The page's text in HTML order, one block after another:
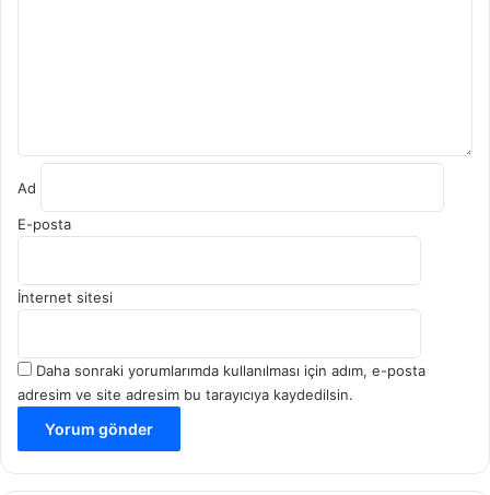
Ad
E-posta
İnternet sitesi
Daha sonraki yorumlarımda kullanılması için adım, e-posta
adresim ve site adresim bu tarayıcıya kaydedilsin.